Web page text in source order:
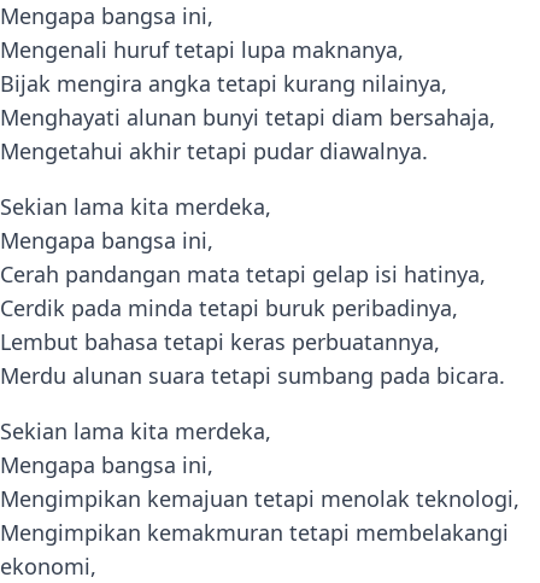
Mengapa bangsa ini,
Mengenali huruf tetapi lupa maknanya,
Bijak mengira angka tetapi kurang nilainya,
Menghayati alunan bunyi tetapi diam bersahaja,
Mengetahui akhir tetapi pudar diawalnya.
Sekian lama kita merdeka,
Mengapa bangsa ini,
Cerah pandangan mata tetapi gelap isi hatinya,
Cerdik pada minda tetapi buruk peribadinya,
Lembut bahasa tetapi keras perbuatannya,
Merdu alunan suara tetapi sumbang pada bicara.
Sekian lama kita merdeka,
Mengapa bangsa ini,
Mengimpikan kemajuan tetapi menolak teknologi,
Mengimpikan kemakmuran tetapi membelakangi
ekonomi,